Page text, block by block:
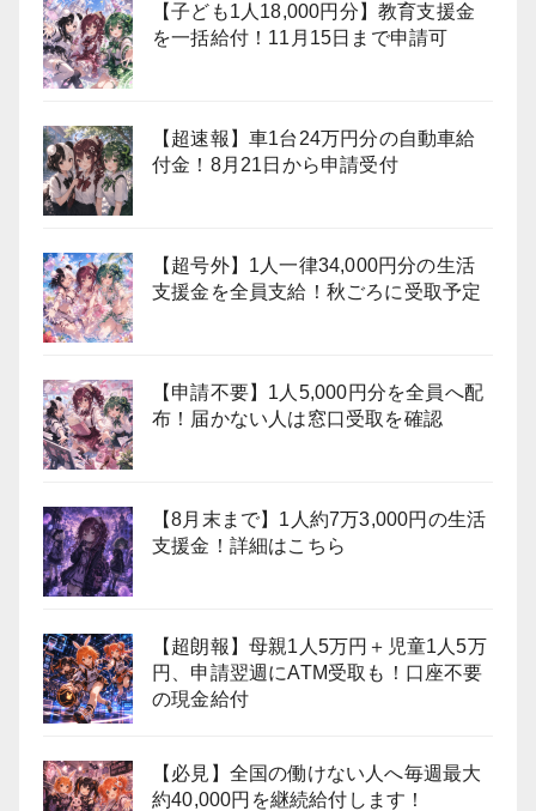
【子ども1人18,000円分】教育支援金
を一括給付！11月15日まで申請可
【超速報】車1台24万円分の自動車給
付金！8月21日から申請受付
【超号外】1人一律34,000円分の生活
支援金を全員支給！秋ごろに受取予定
【申請不要】1人5,000円分を全員へ配
布！届かない人は窓口受取を確認
【8月末まで】1人約7万3,000円の生活
支援金！詳細はこちら
【超朗報】母親1人5万円＋児童1人5万
円、申請翌週にATM受取も！口座不要
の現金給付
【必見】全国の働けない人へ毎週最大
約40,000円を継続給付します！